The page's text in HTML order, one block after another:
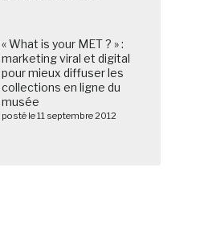
« What is your MET ? » :
marketing viral et digital
pour mieux diffuser les
collections en ligne du
musée
posté le 11 septembre 2012